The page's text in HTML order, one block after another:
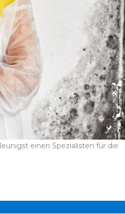
einen Spezialisten für die